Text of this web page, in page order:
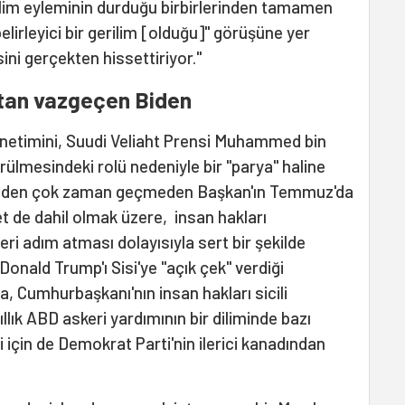
eyleminin durduğu birbirlerinden tamamen
bir gerilim [olduğu]" görüşüne yer
gerçekten hissettiriyor."
vazgeçen Biden
Suudi Veliaht Prensi Muhammed bin
rolü nedeniyle bir "parya" haline
çok zaman geçmeden Başkan'ın Temmuz'da
de dahil olmak üzere, insan hakları
adım atması dolayısıyla sert bir şekilde
Trump'ı Sisi'ye "açık çek" verdiği
insan hakları sicili
ABD askeri yardımının bir diliminde bazı
de Demokrat Parti'nin ilerici kanadından